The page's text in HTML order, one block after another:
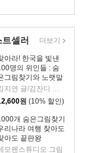
셀러
아라! 한국을 빛낸
명의 위인들 : 숨
그림찾기와 노랫말
만나는 한국사 이
원 (10% 할인)
개 숨은그림찾기
리나라 여행 찾아도
아도 끝판왕
모펜스튜디오 그림
더보기